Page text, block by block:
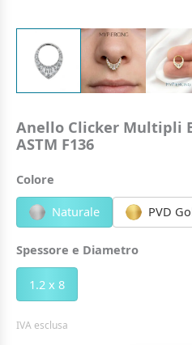
Anello Clicker Multipli
ASTM F136
Colore
Naturale PVD
Spessore e Diametro
1.2 x 8
IVA esclusa